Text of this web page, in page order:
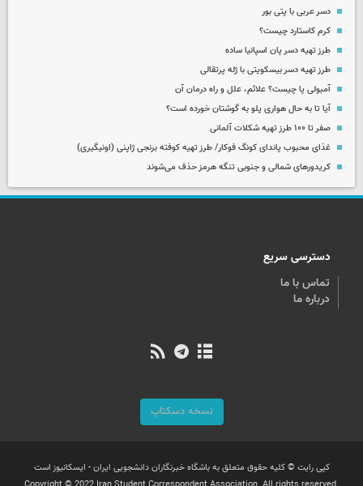
دسر عربی با پتی بور
کرم کاستارد چیست؟
طرز تهیه دسر پان اسپانیا ساده
طرز تهیه دسر بیسکویتی با ژله پرتقالی
آمبولی پا چیست؟ علائم، علل و راه درمان آن
آیا تا به حال هواری پلو به گوشتان خورده است؟
صفر تا ۱۰۰ طرز تهیه شکلات آلمانی
غذای محبوب پاندای کونگ فوکار/ طرز تهیه کوفته برنجی ژاپنی (اونیگیری)
کریدورهای شمالی و جنوبی تنگه هرمز حذف می‌شوند
دسترسی سریع
تماس با ما
درباره ما
نسخه دسکتاپ
کپی رایت © کلیه حقوق متعلق به باشگاه خبرنگاران دانشجویی ایران - ایسکانیوز است